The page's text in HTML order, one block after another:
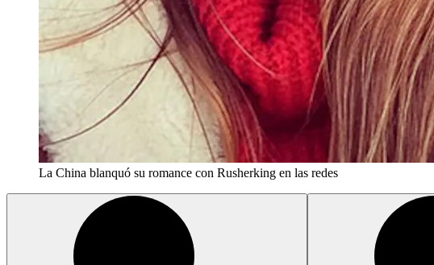
La China blanquó su romance con Rusherking en las redes